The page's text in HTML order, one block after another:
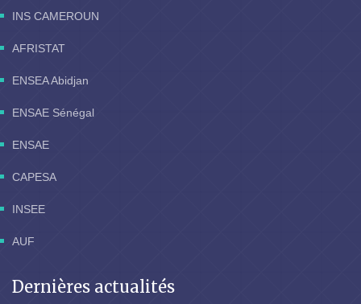
INS CAMEROUN
AFRISTAT
ENSEA Abidjan
ENSAE Sénégal
ENSAE
CAPESA
INSEE
AUF
Dernières actualités